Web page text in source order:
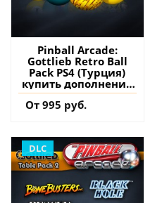
Pinball Arcade:
Gottlieb Retro Ball
Pack PS4 (Турция)
купить дополнение
на аккаунт
От 995 руб.
DLC